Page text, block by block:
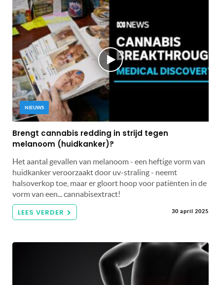
NIEUWS
Brengt cannabis redding in strijd tegen
melanoom (huidkanker)?
Het aantal gevallen van melanoom - een heftige vorm van
huidkanker veroorzaakt door uv-straling - neemt
halsoverkop toe, maar er gloort hoop voor patiënten in de
vorm van een... cannabisextract!
LEES VERDER 30 april 2025